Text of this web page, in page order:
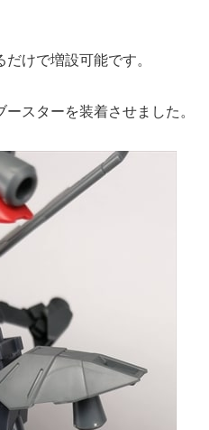
けで増設可能です。
スターを装着させました。